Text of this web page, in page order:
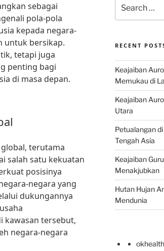
sebagai
pola-pola
kepada negara-
untuk bersikap.
tetapi juga
penting bagi
di masa depan.
terutama
salah satu kekuatan
posisinya
negara yang
dukungannya
kawasan tersebut,
negara-negara
for:
RECENT
Keajaiban
Memukau di
Keajaiban
Utara
Petualangan
Tengah Asia
Keajaiban
Menakjubkan
Hutan Hujan
Mendunia